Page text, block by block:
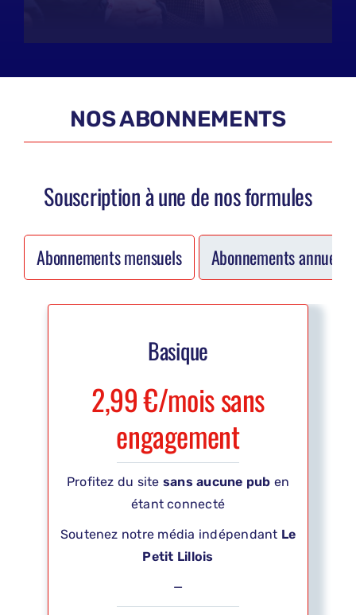
NOS ABONNEMENTS
Souscription à une de nos formules
Abonnements mensuels Abonnements annuels
Basique
2,99 €/mois sans
engagement
Profitez du site sans aucune pub en
étant connecté
Soutenez notre média indépendant Le
Petit Lillois
—